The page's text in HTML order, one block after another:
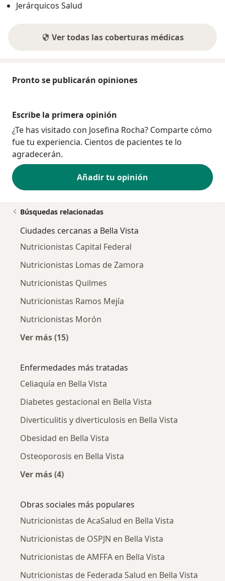
Jerárquicos Salud
Ver todas las coberturas médicas
Pronto se publicarán opiniones
Escribe la primera opinión
¿Te has visitado con Josefina Rocha? Comparte cómo
fue tu experiencia. Cientos de pacientes te lo
agradecerán.
Añadir tu opinión
Búsquedas relacionadas
Ciudades cercanas a Bella Vista
Nutricionistas Capital Federal
Nutricionistas Lomas de Zamora
Nutricionistas Quilmes
Nutricionistas Ramos Mejía
Nutricionistas Morón
Ver más (15)
Enfermedades más tratadas
Celiaquía en Bella Vista
Diabetes gestacional en Bella Vista
Diverticulitis y diverticulosis en Bella Vista
Obesidad en Bella Vista
Osteoporosis en Bella Vista
Ver más (4)
Obras sociales más populares
Nutricionistas de AcaSalud en Bella Vista
Nutricionistas de OSPJN en Bella Vista
Nutricionistas de AMFFA en Bella Vista
Nutricionistas de Federada Salud en Bella Vista